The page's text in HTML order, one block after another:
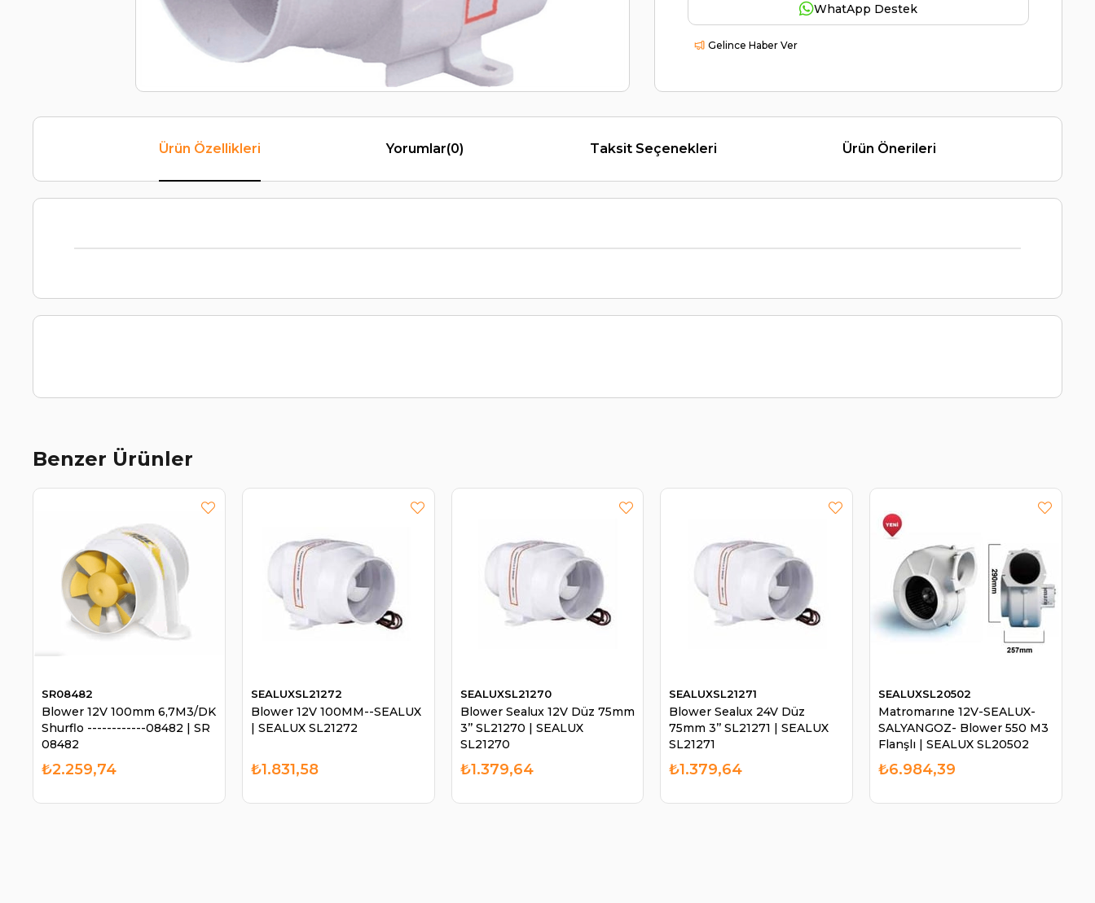
WhatApp Destek
Gelince Haber Ver
Ürün Özellikleri Yorumlar(0) Taksit Seçenekleri Ürün Önerileri
Benzer Ürünler
Blower 12V 100mm 6,7M3/DK
Shurflo ------------08482 | SR
08482
SR08482
₺2.259,74
Blower 12V 100MM--SEALUX
| SEALUX SL21272
SEALUXSL21272
₺1.831,58
Blower Sealux 12V Düz 75mm
3’’ SL21270 | SEALUX
SL21270
SEALUXSL21270
₺1.379,64
Blower Sealux 24V Düz
75mm 3’’ SL21271 | SEALUX
SL21271
SEALUXSL21271
₺1.379,64
Matromarıne 12V-SEALUX-
SALYANGOZ- Blower 550 M3
Flanşlı | SEALUX SL20502
SEALUXSL20502
₺6.984,39